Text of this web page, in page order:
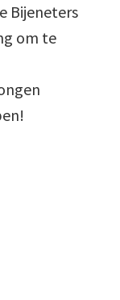
Bijeneters
om te